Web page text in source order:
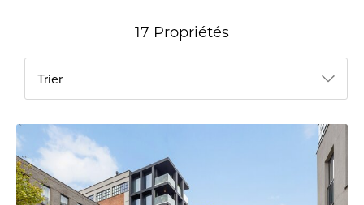
17 Propriétés
Trier